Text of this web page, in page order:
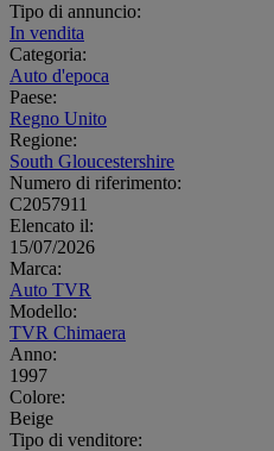
Tipo di annuncio:
In vendita
Categoria:
Auto d'epoca
Paese:
Regno Unito
Regione:
South Gloucestershire
Numero di riferimento:
C2057911
Elencato il:
15/07/2026
Marca:
Auto TVR
Modello:
TVR Chimaera
Anno:
1997
Colore:
Beige
Tipo di venditore: